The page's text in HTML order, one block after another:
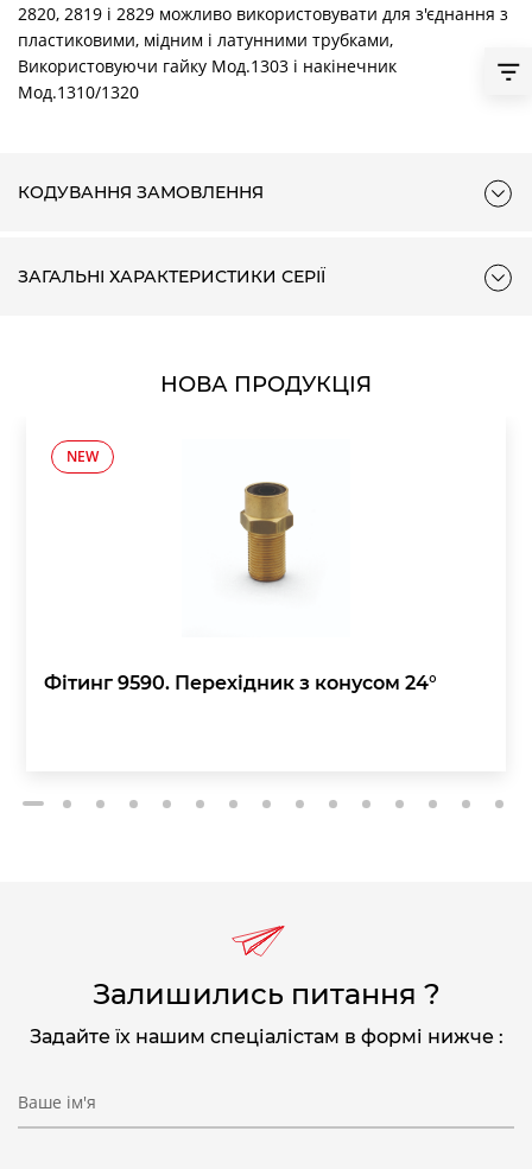
2820, 2819 і 2829 можливо використовувати для з'єднання з
пластиковими, мідним і латунними трубками,
Використовуючи гайку Мод.1303 і накінечник
Мод.1310/1320
КОДУВАННЯ ЗАМОВЛЕННЯ
ЗАГАЛЬНІ ХАРАКТЕРИСТИКИ СЕРІЇ
НОВА ПРОДУКЦІЯ
NEW
Фітинг 9590. Перехідник з конусом 24°
2 3 4 5 6 7 8 9 10 11 12 13 14 15
Залишились питання ?
Задайте їх нашим спеціалістам в формі нижче :
Ваше ім'я